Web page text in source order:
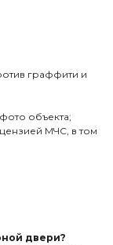
граффити и
объекта;
МЧС, в том
двери?